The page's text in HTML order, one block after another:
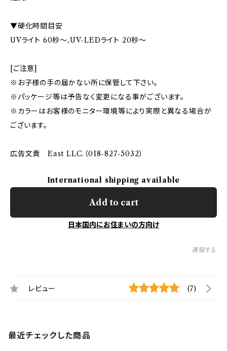
▼硬化時間目安
UVライト 60秒〜,UV-LEDライト 20秒〜
[ご注意]
※お子様の手の届かない所に保管して下さい。
※パッケージ等は予告なく変更になる事がございます。
※カラーはお客様のモニター環境等により実際と異なる場合が
ございます。
広告文責 East LLC.（018-827-5032）
International shipping available
Add to cart
日本国内にお住まいの方向け
通報する
レビュー (7)
最近チェックした商品